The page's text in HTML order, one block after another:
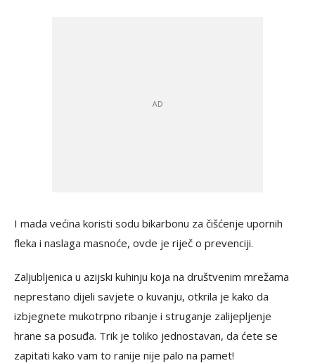
I mada većina koristi sodu bikarbonu za čišćenje upornih
fleka i naslaga masnoće, ovde je riječ o prevenciji.
Zaljubljenica u azijski kuhinju koja na društvenim mrežama
neprestano dijeli savjete o kuvanju, otkrila je kako da
izbjegnete mukotrpno ribanje i struganje zalijepljenje
hrane sa posuđa. Trik je toliko jednostavan, da ćete se
zapitati kako vam to ranije nije palo na pamet!